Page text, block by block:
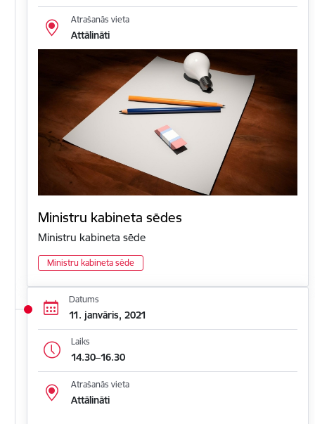
Atrašanās vieta
Attālināti
Ministru kabineta sēdes
Ministru kabineta sēde
Ministru kabineta sēde
Datums
11. janvāris, 2021
Laiks
14.30–16.30
Atrašanās vieta
Attālināti